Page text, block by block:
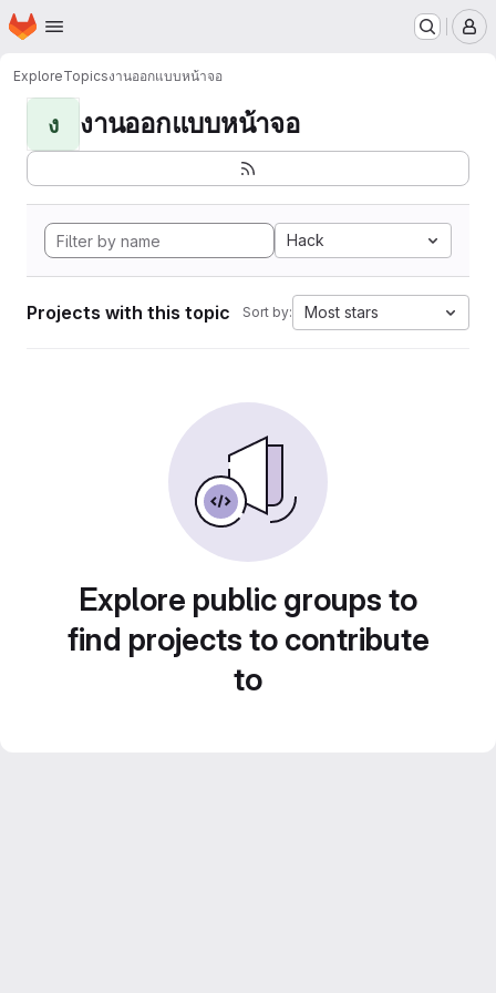
Skip to main content
Homepage
ExploreTopicsงานออกแบบหน้าจอ
ง งานออกแบบหน้าจอ
Hack
Projects with this topic Sort by: Most stars
Explore public groups to
find projects to contribute
to